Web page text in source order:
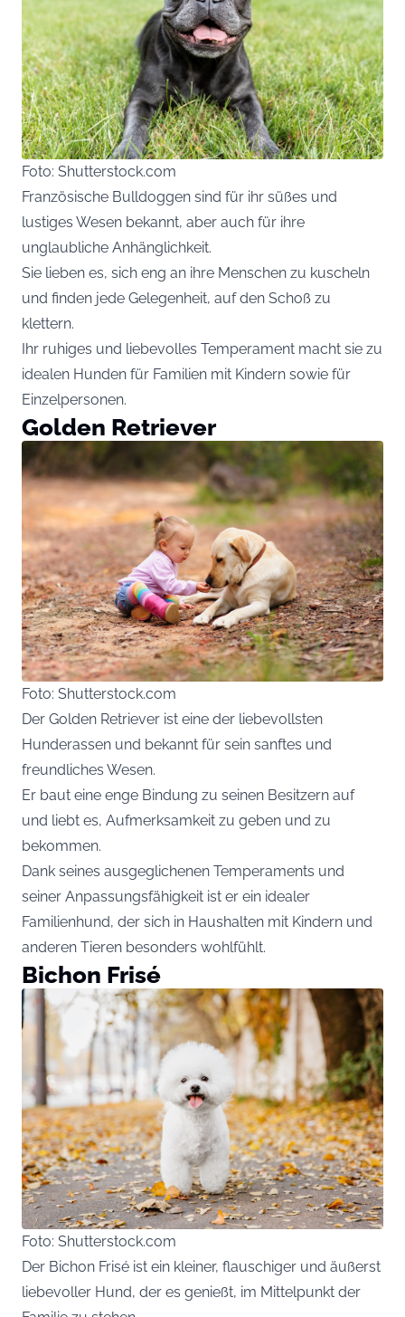
Foto: Shutterstock.com
Französische Bulldoggen sind für ihr süßes und
lustiges Wesen bekannt, aber auch für ihre
unglaubliche Anhänglichkeit.
Sie lieben es, sich eng an ihre Menschen zu kuscheln
und finden jede Gelegenheit, auf den Schoß zu
klettern.
Ihr ruhiges und liebevolles Temperament macht sie zu
idealen Hunden für Familien mit Kindern sowie für
Einzelpersonen.
Golden Retriever
Foto: Shutterstock.com
Der Golden Retriever ist eine der liebevollsten
Hunderassen und bekannt für sein sanftes und
freundliches Wesen.
Er baut eine enge Bindung zu seinen Besitzern auf
und liebt es, Aufmerksamkeit zu geben und zu
bekommen.
Dank seines ausgeglichenen Temperaments und
seiner Anpassungsfähigkeit ist er ein idealer
Familienhund, der sich in Haushalten mit Kindern und
anderen Tieren besonders wohlfühlt.
Bichon Frisé
Foto: Shutterstock.com
Der Bichon Frisé ist ein kleiner, flauschiger und äußerst
liebevoller Hund, der es genießt, im Mittelpunkt der